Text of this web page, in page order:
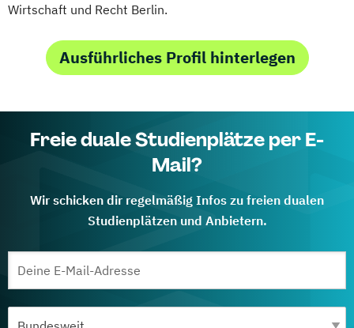
Wirtschaft und Recht Berlin.
Ausführliches Profil hinterlegen
Freie duale Studienplätze per E-
Mail?
Wir schicken dir regelmäßig Infos zu freien dualen
Studienplätzen und Anbietern.